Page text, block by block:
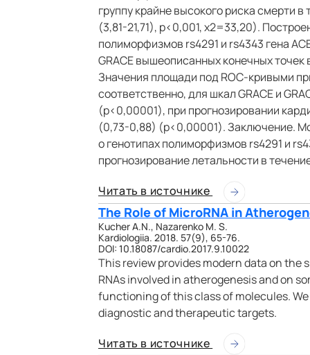
группу крайне высокого риска смерти
(3,81-21,71), p<0,001, х2=33,20).
полиморфизмов rs4291 и rs4343 гена
GRACE вышеописанных конечных
Значения площади под ROC-кривыми
соответственно, для шкал GRACE и
(p<0,00001), при прогнозировании
(0,73-0,88) (p<0,00001). Заключение.
о генотипах полиморфизмов rs4291 и
прогнозирование летальности в
Читать в источнике
The Role of MicroRNA in
Kucher A.N., Nazarenko M. S.
Kardiologiia. 2018. 57(9), 65-76.
DOI: 10.18087/cardio.2017.9.10022
This review provides modern data on
RNAs involved in atherogenesis and on
functioning of this class of molecules.
diagnostic and therapeutic targets.
Читать в источнике